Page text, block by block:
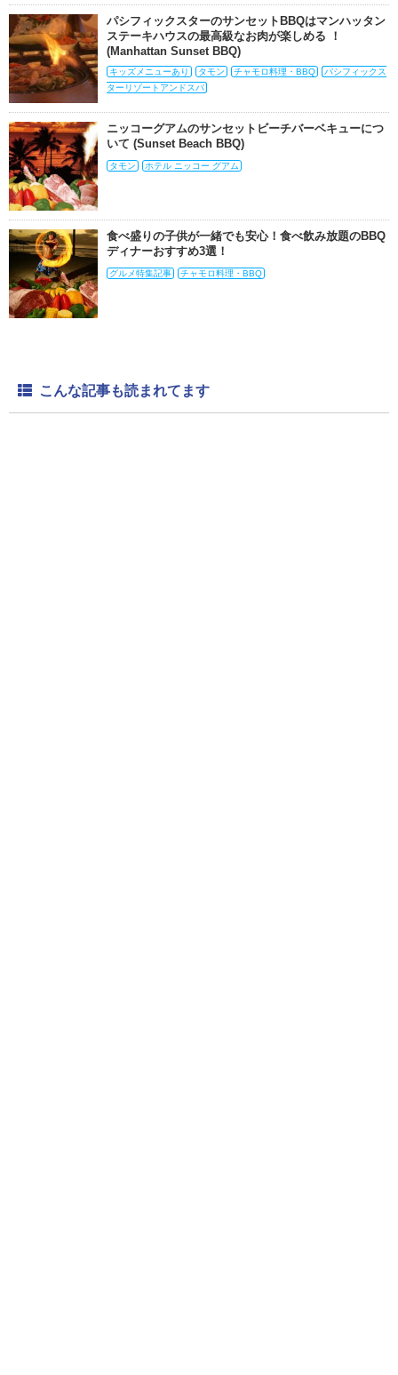
パシフィックスターのサンセットBBQはマンハッタン
ステーキハウスの最高級なお肉が楽しめる ！
(Manhattan Sunset BBQ)
キッズメニューあり タモン チャモロ料理・BBQ
パシフィックス
ターリゾートアンドスパ
ニッコーグアムのサンセットビーチバーベキューにつ
いて (Sunset Beach BBQ)
タモン ホテル ニッコー グアム
食べ盛りの子供が一緒でも安心！食べ飲み放題のBBQ
ディナーおすすめ3選！
グルメ特集記事 チャモロ料理・BBQ
こんな記事も読まれてます